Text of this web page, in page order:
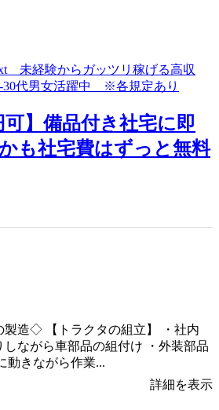
可】備品付き社宅に即
も社宅費はずっと無料
造◇ 【トラクタの組立】 ・社内
しながら車部品の組付け ・外装部品
きながら作業...
詳細を表示